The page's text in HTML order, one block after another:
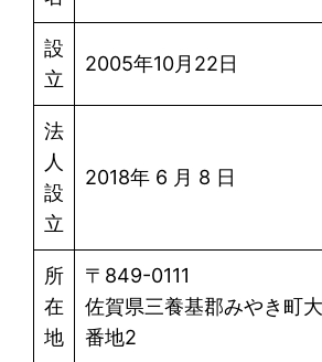
設
立
2005年10月22日
法
人
設
立
2018年 6 月 8 日
所
在
地
〒849-0111
佐賀県三養基郡みやき町
番地2